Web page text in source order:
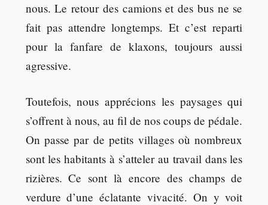
nous. Le retour des camions et des bus ne se
fait pas attendre longtemps. Et c’est reparti
pour la fanfare de klaxons, toujours aussi
agressive.
Toutefois, nous apprécions les paysages qui
s’offrent à nous, au fil de nos coups de pédale.
On passe par de petits villages où nombreux
sont les habitants à s’atteler au travail dans les
rizières. Ce sont là encore des champs de
verdure d’une éclatante vivacité. On y voit